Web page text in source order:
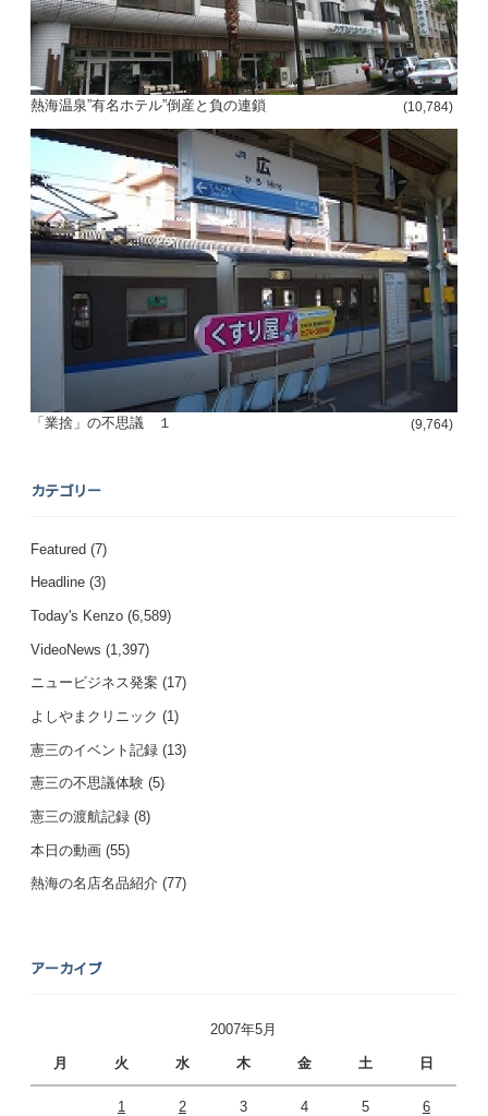
熱海温泉”有名ホテル”倒産と負の連鎖 (10,784)
「業捨」の不思議 １ (9,764)
カテゴリー
Featured (7)
Headline (3)
Today's Kenzo (6,589)
VideoNews (1,397)
ニュービジネス発案 (17)
よしやまクリニック (1)
憲三のイベント記録 (13)
憲三の不思議体験 (5)
憲三の渡航記録 (8)
本日の動画 (55)
熱海の名店名品紹介 (77)
アーカイブ
2007年5月
月 火 水 木 金 土 日
1 2 3 4 5 6